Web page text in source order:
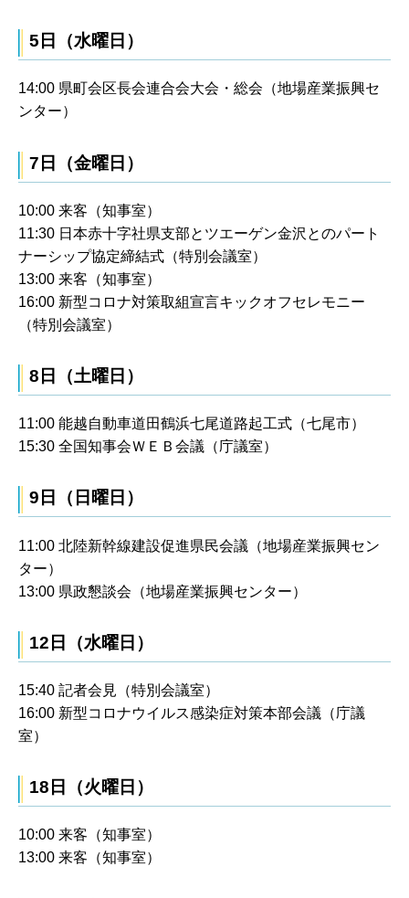
5日（水曜日）
14:00 県町会区長会連合会大会・総会（地場産業振興セ
ンター）
7日（金曜日）
10:00 来客（知事室）
11:30 日本赤十字社県支部とツエーゲン金沢とのパート
ナーシップ協定締結式（特別会議室）
13:00 来客（知事室）
16:00 新型コロナ対策取組宣言キックオフセレモニー
（特別会議室）
8日（土曜日）
11:00 能越自動車道田鶴浜七尾道路起工式（七尾市）
15:30 全国知事会ＷＥＢ会議（庁議室）
9日（日曜日）
11:00 北陸新幹線建設促進県民会議（地場産業振興セン
ター）
13:00 県政懇談会（地場産業振興センター）
12日（水曜日）
15:40 記者会見（特別会議室）
16:00 新型コロナウイルス感染症対策本部会議（庁議
室）
18日（火曜日）
10:00 来客（知事室）
13:00 来客（知事室）